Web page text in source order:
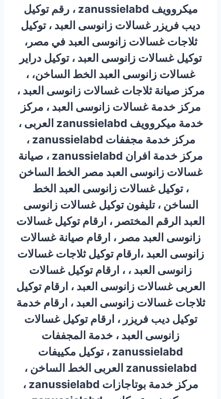
ميكروويف zanussielabd ، رقم توكيل
ديب فريزر غسالات زانوسى العبد ، توكيل
ثلاجات غسالات زانوسى العبد في مصر،
توكيل غسالات زانوسى العبد ، توكيل دراير
غسالات زانوسى العبد الخط الساخن، ،
مركز صيانة ثلاجات غسالات زانوسى العبد ،
مركز خدمة غسالات زانوسى العبد ، مركز
خدمة ميكروويف zanussielabd العربى ،
مركز خدمة مجففات zanussielabd ،
مركز خدمة افران zanussielabd ، صيانة
غسالات زانوسى العبد مصر الخط الساخن
، توكيل غسالات زانوسى العبد الخط
الساخن ، تليفون توكيل غسالات زانوسى
العبد الرقم المختصر ، ارقام توكيل غسالات
زانوسى العبد مصر ، ارقام صيانة غسالات
زانوسى العبد ،ارقام توكيل ثلاجات غسالات
زانوسى العبد ، ، ارقام توكيل غسالات
العربى غسالات زانوسى العبد ، ارقام توكيل
ثلاجات غسالات زانوسى العبد ، ارقام خدمة
توكيل ديب فريزر ، ارقام توكيل غسالات
زانوسى العبد ، خدمة المجففات
zanussielabd ، توكيل مكييفات
zanussielabd العربى الخط الساخن ،
مركز خدمة بوتاجازات zanussielabd ،